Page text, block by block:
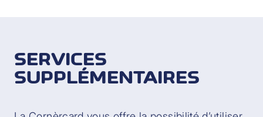
SERVICES
SUPPLÉMENTAIRES